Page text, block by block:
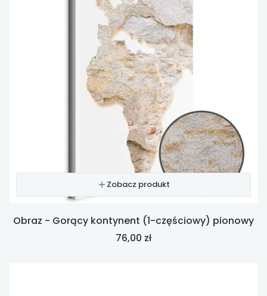
Zobacz produkt
Obraz - Gorący kontynent (1-częściowy) pionowy
Cena
76,00 zł